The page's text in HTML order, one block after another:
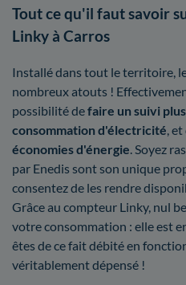
Tout ce qu'il faut savoir
Linky à Carros
Installé dans tout le territoire,
nombreux atouts !
possibilité defaire un suivi
consommation d'électricité ,
économies d'énergie . Soyez
par Enedis sont son unique
consentez de les rendre
Grâce au compteur Linky, nul
votre consommation : elle est
êtes de ce fait débité en
véritablement dépensé !